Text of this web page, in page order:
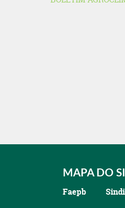
MAPA DO
Faepb